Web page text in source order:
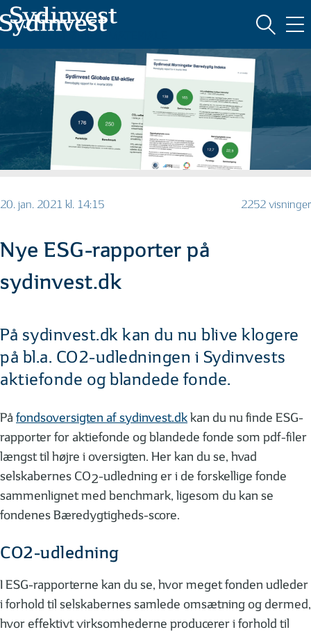
MARKEDSFØRINGSMATERIALE
20. jan. 2021 kl. 14:15 2252 visninger
Nye ESG-rapporter på
sydinvest.dk
På sydinvest.dk kan du nu blive klogere
på bl.a. CO2-udledningen i Sydinvests
aktiefonde og blandede fonde.
På fondsoversigten af sydinvest.dkkan du nu finde ESG-
rapporter for aktiefonde og blandede fonde som pdf-filer
længst til højre i oversigten. Her kan du se, hvad
selskabernes CO2-udledning er i de forskellige fonde
sammenlignet med benchmark, ligesom du kan se
fondenes Bæredygtigheds-score.
CO2-udledning
I ESG-rapporterne kan du se, hvor meget fonden udleder
i forhold til selskabernes samlede omsætning og dermed,
hvor effektivt virksomhederne producerer i forhold til